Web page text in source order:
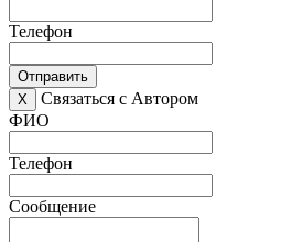
Телефон
Отправить
X
Связаться с Автором
ФИО
Телефон
Сообщение